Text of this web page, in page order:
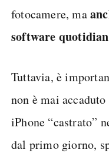
fotocamere, ma
software
Tuttavia, è
non è mai
iPhone “castrato”
dal primo giorno,